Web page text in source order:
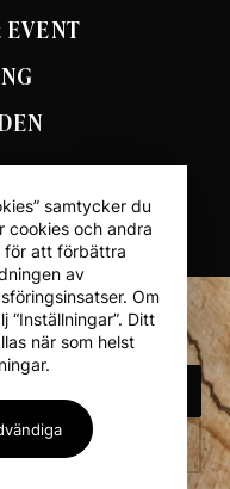
EVENT
samtycker du
cookies och andra
för att förbättra
av
Om
“Inställningar”. Ditt
när som helst